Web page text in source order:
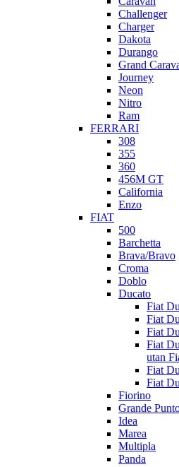
Challenger
Charger
Dakota
Durango
Grand
Journey
Neon
Nitro
Ram
FERRARI
308
355
360
456M GT
California
Enzo
FIAT
500
Barchetta
Brava/Bravo
Croma
Doblo
Ducato
Fiat
Fiat
Fiat
Fiat
utan
Fiat
Fiat
Fiorino
Grande
Idea
Marea
Multipla
Panda